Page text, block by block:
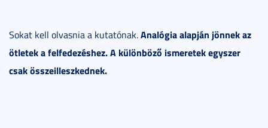
Sokat kell olvasnia a kutatónak.Analógia alapján jönnek az
ötletek a felfedezéshez. A különböző ismeretek egyszer
csak összeilleszkednek.